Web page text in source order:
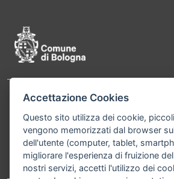
Contatti
Bologna P.Iva 01232710374 Cod.
02008 02435 000020067156
Telefono:051203040
Accettazione Cookies
Questo sito utilizza dei cookie,
vengono memorizzati dal browser
dell'utente (computer, tablet,
migliorare l'esperienza di fruizione
nostri servizi, accetti l'utilizzo dei